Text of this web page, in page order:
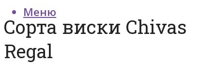
Меню
Сорта виски Chivas
Regal